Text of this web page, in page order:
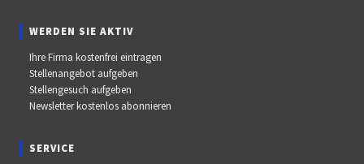
WERDEN SIE AKTIV
Ihre Firma kostenfrei eintragen
Stellenangebot aufgeben
Stellengesuch aufgeben
Newsletter kostenlos abonnieren
SERVICE